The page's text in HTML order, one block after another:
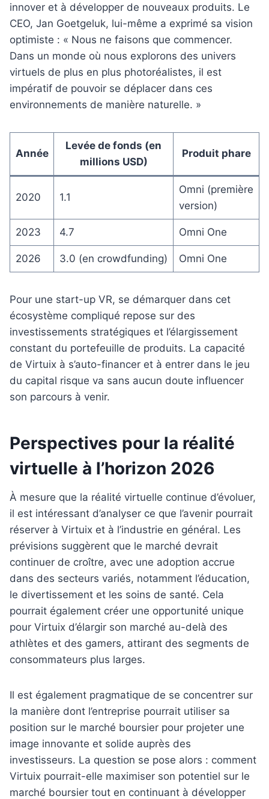
innover et à développer de nouveaux produits. Le
CEO, Jan Goetgeluk, lui-même a exprimé sa vision
optimiste : « Nous ne faisons que commencer.
Dans un monde où nous explorons des univers
virtuels de plus en plus photoréalistes, il est
impératif de pouvoir se déplacer dans ces
environnements de manière naturelle. »
Année
Levée de fonds (en
millions USD)
Produit phare
2020 1.1
Omni (première
version)
2023 4.7 Omni One
2026 3.0 (en crowdfunding) Omni One
Pour une start-up VR, se démarquer dans cet
écosystème compliqué repose sur des
investissements stratégiques et l’élargissement
constant du portefeuille de produits. La capacité
de Virtuix à s’auto-financer et à entrer dans le jeu
du capital risque va sans aucun doute influencer
son parcours à venir.
Perspectives pour la réalité
virtuelle à l’horizon 2026
À mesure que la réalité virtuelle continue d’évoluer,
il est intéressant d’analyser ce que l’avenir pourrait
réserver à Virtuix et à l’industrie en général. Les
prévisions suggèrent que le marché devrait
continuer de croître, avec une adoption accrue
dans des secteurs variés, notamment l’éducation,
le divertissement et les soins de santé. Cela
pourrait également créer une opportunité unique
pour Virtuix d’élargir son marché au-delà des
athlètes et des gamers, attirant des segments de
consommateurs plus larges.
Il est également pragmatique de se concentrer sur
la manière dont l’entreprise pourrait utiliser sa
position sur le marché boursier pour projeter une
image innovante et solide auprès des
investisseurs. La question se pose alors : comment
Virtuix pourrait-elle maximiser son potentiel sur le
marché boursier tout en continuant à développer